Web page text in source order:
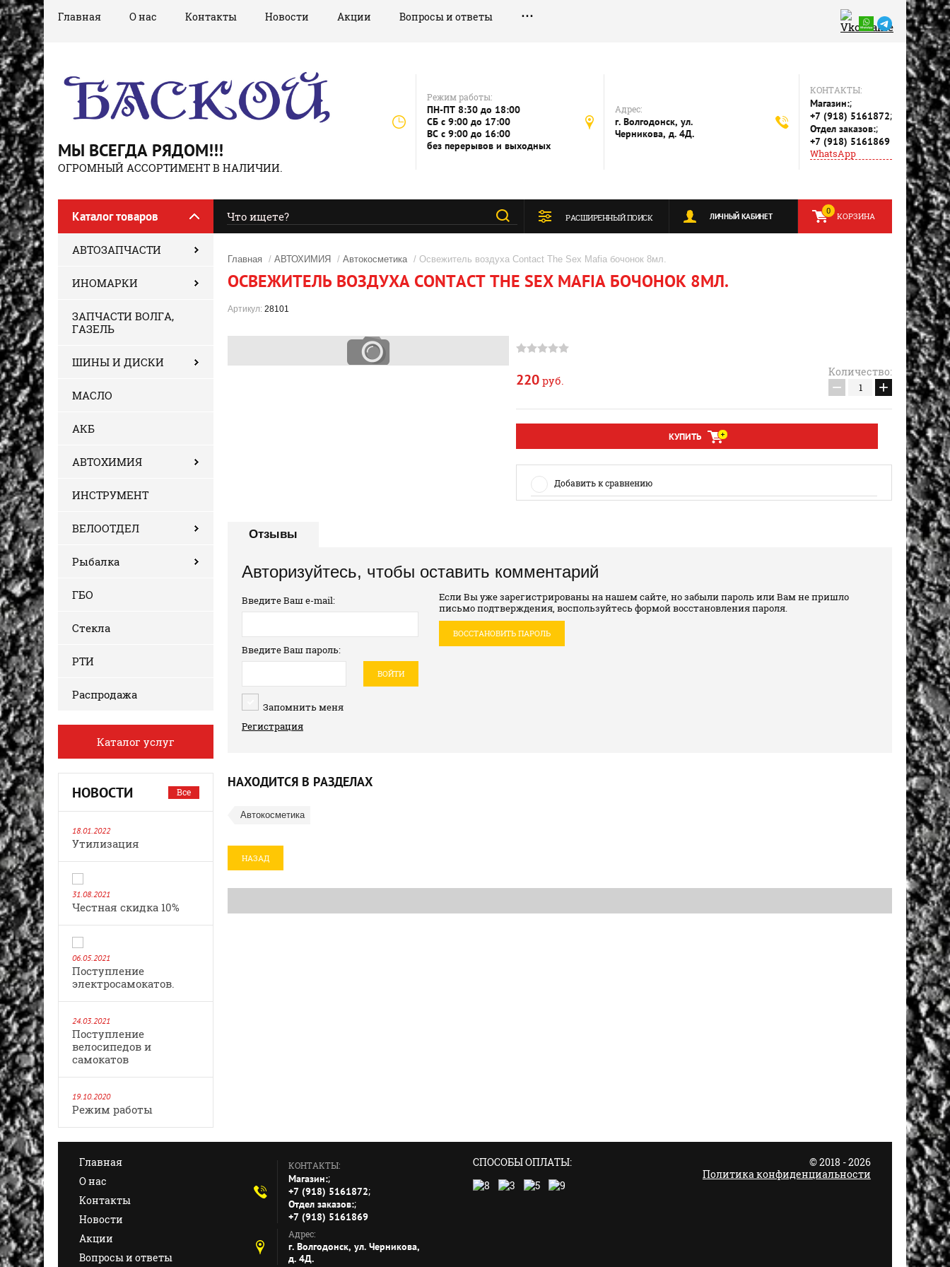
Главная О нас Контакты Новости Акции Вопросы и ответы
МЫ ВСЕГДА РЯДОМ!!!
ОГРОМНЫЙ АССОРТИМЕНТ В НАЛИЧИИ.
Режим работы:
ПН-ПТ 8:30 до 18:00
СБ c 9:00 до 17:00
ВС c 9:00 до 16:00
без перерывов и выходных
Адрес:
г. Волгодонск, ул.
Черникова, д. 4Д.
КОНТАКТЫ:
Магазин:;
+7 (918) 5161872;
Отдел заказов:;
+7 (918) 5161869
WhatsApp
Каталог товаров КОРЗИНА
0
ЛИЧНЫЙ КАБИНЕТ
РАСШИРЕННЫЙ ПОИСК
АВТОЗАПЧАСТИ
ИНОМАРКИ
ЗАПЧАСТИ ВОЛГА,
ГАЗЕЛЬ
ШИНЫ И ДИСКИ
МАСЛО
АКБ
АВТОХИМИЯ
ИНСТРУМЕНТ
ВЕЛООТДЕЛ
Рыбалка
ГБО
Стекла
РТИ
Распродажа
Каталог услуг
НОВОСТИ Все
18.01.2022
Утилизация
31.08.2021
Честная скидка 10%
06.05.2021
Поступление
электросамокатов.
24.03.2021
Поступление
велосипедов и
самокатов
19.10.2020
Режим работы
Главная / АВТОХИМИЯ / Автокосметика / Освежитель воздуха Contact The Sex Mafia бочонок 8мл.
ОСВЕЖИТЕЛЬ ВОЗДУХА CONTACT THE SEX MAFIA БОЧОНОК 8МЛ.
Артикул: 28101
220 руб.
Количество:
− +
КУПИТЬ
Добавить к сравнению
Отзывы
Авторизуйтесь, чтобы оставить комментарий
Введите Ваш e-mail:
Введите Ваш пароль:
ВОЙТИ
Запомнить меня
Регистрация
Если Вы уже зарегистрированы на нашем сайте, но забыли пароль или Вам не пришло
письмо подтверждения, воспользуйтесь формой восстановления пароля.
ВОССТАНОВИТЬ ПАРОЛЬ
НАХОДИТСЯ В РАЗДЕЛАХ
Автокосметика
НАЗАД
Главная
О нас
Контакты
Новости
Акции
Вопросы и ответы
КОНТАКТЫ:
Магазин:;
+7 (918) 5161872;
Отдел заказов:;
+7 (918) 5161869
Адрес:
г. Волгодонск, ул. Черникова,
д. 4Д.
СПОСОБЫ ОПЛАТЫ:
© 2018 - 2026
Политика конфиденциальности